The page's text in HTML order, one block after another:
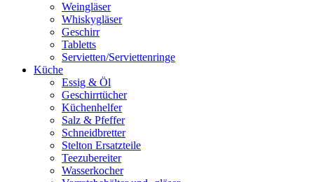
Weingläser
Whiskygläser
Geschirr
Tabletts
Servietten/Serviettenringe
Küche
Essig & Öl
Geschirrtücher
Küchenhelfer
Salz & Pfeffer
Schneidbretter
Stelton Ersatzteile
Teezubereiter
Wasserkocher